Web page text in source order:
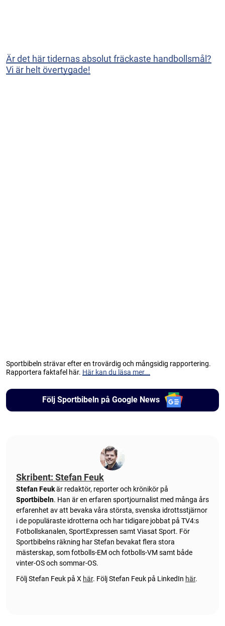
Är det här tidernas absolut fräckaste handbollsmål?
Vi är helt övertygade!
Sportbibeln strävar efter en trovärdig och mångsidig rapportering.
Rapportera faktafel här. Här kan du läsa mer...
Följ Sportbibeln på Google News
Skribent: Stefan Feuk
Stefan Feukär redaktör, reporter och krönikör på
Sportbibeln. Han är en erfaren sportjournalist med många års
erfarenhet av att bevaka våra största, svenska idrottsstjärnor
i de populäraste idrotterna och har tidigare jobbat på TV4:s
Fotbollskanalen, SportExpressen samt Viasat Sport. För
Sportbibelns räkning har Stefan bevakat flera stora
mästerskap, som fotbolls-EM och fotbolls-VM samt både
vinter-OS och sommar-OS.
Följ Stefan Feuk på X här. Följ Stefan Feuk på LinkedIn här.